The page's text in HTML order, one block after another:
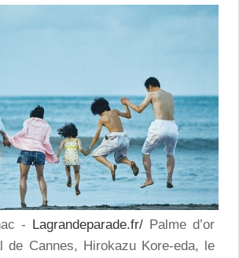
- Lagrandeparade.fr/ Palme d’or
de Cannes, Hirokazu Kore-eda, le